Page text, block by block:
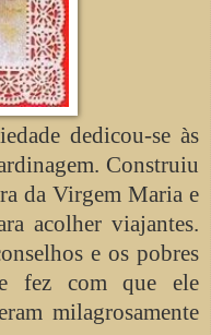
dedicou-se às
Construiu
da Virgem Maria e
acolher viajantes.
e os pobres
fez com que ele
milagrosamente